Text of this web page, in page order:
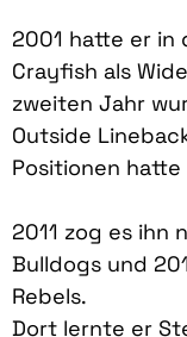
2001 hatte er in
Crayfish als
zweiten Jahr
Outside
Positionen
2011 zog es ihn
Bulldogs und
Rebels.
Dort lernte er